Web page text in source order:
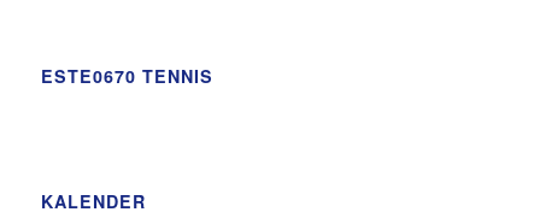
ESTE0670 TENNIS
KALENDER